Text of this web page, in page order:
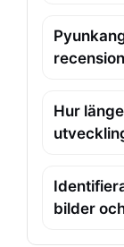
Hur
bilder